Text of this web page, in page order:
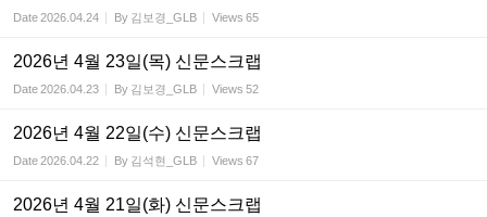
Date2026.04.24 By 김보경_GLB Views 65
2026년 4월 23일(목) 신문스크랩
Date2026.04.23 By 김보경_GLB Views 52
2026년 4월 22일(수) 신문스크랩
Date2026.04.22 By 김석현_GLB Views 67
2026년 4월 21일(화) 신문스크랩